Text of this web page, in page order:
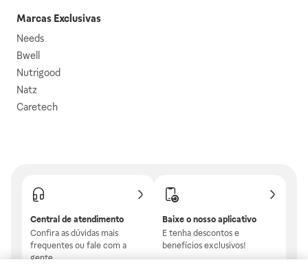
Marcas Exclusivas
Needs
Bwell
Nutrigood
Natz
Caretech
Central de atendimento
Confira as dúvidas mais
frequentes ou fale com a
gente.
Baixe o nosso aplicativo
E tenha descontos e
benefícios exclusivos!